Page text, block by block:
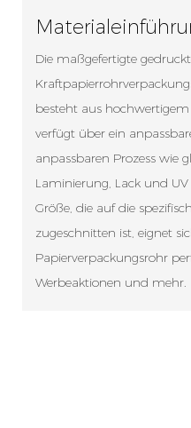
Die maßgefertigte
besteht aus
verfügt über ein
anpassbaren Prozess wie
Laminierung, Lack und
Größe, die auf die
zugeschnitten ist, eignet
Papierverpackungsrohr
Werbeaktionen und mehr.